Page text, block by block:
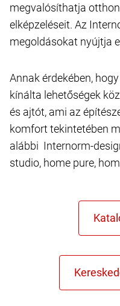
megvalósíthatja
elképzeléseit. Az
megoldásokat nyújtja
Annak érdekében,
kínálta lehetőségek
és ajtót, ami az
komfort tekintetében
alábbi Internorm-
studio, home pure,